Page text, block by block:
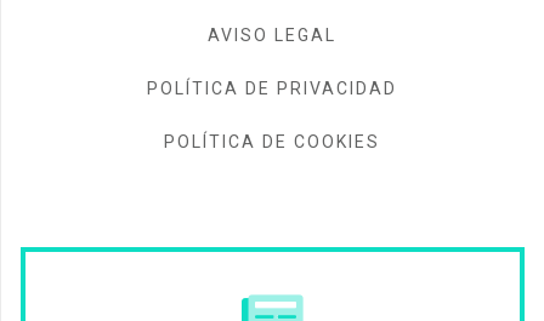
AVISO LEGAL
POLÍTICA DE PRIVACIDAD
POLÍTICA DE COOKIES